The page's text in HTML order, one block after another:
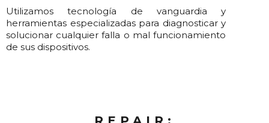
Utilizamos tecnología de vanguardia y
herramientas especializadas para diagnosticar y
solucionar cualquier falla o mal funcionamiento
de sus dispositivos.